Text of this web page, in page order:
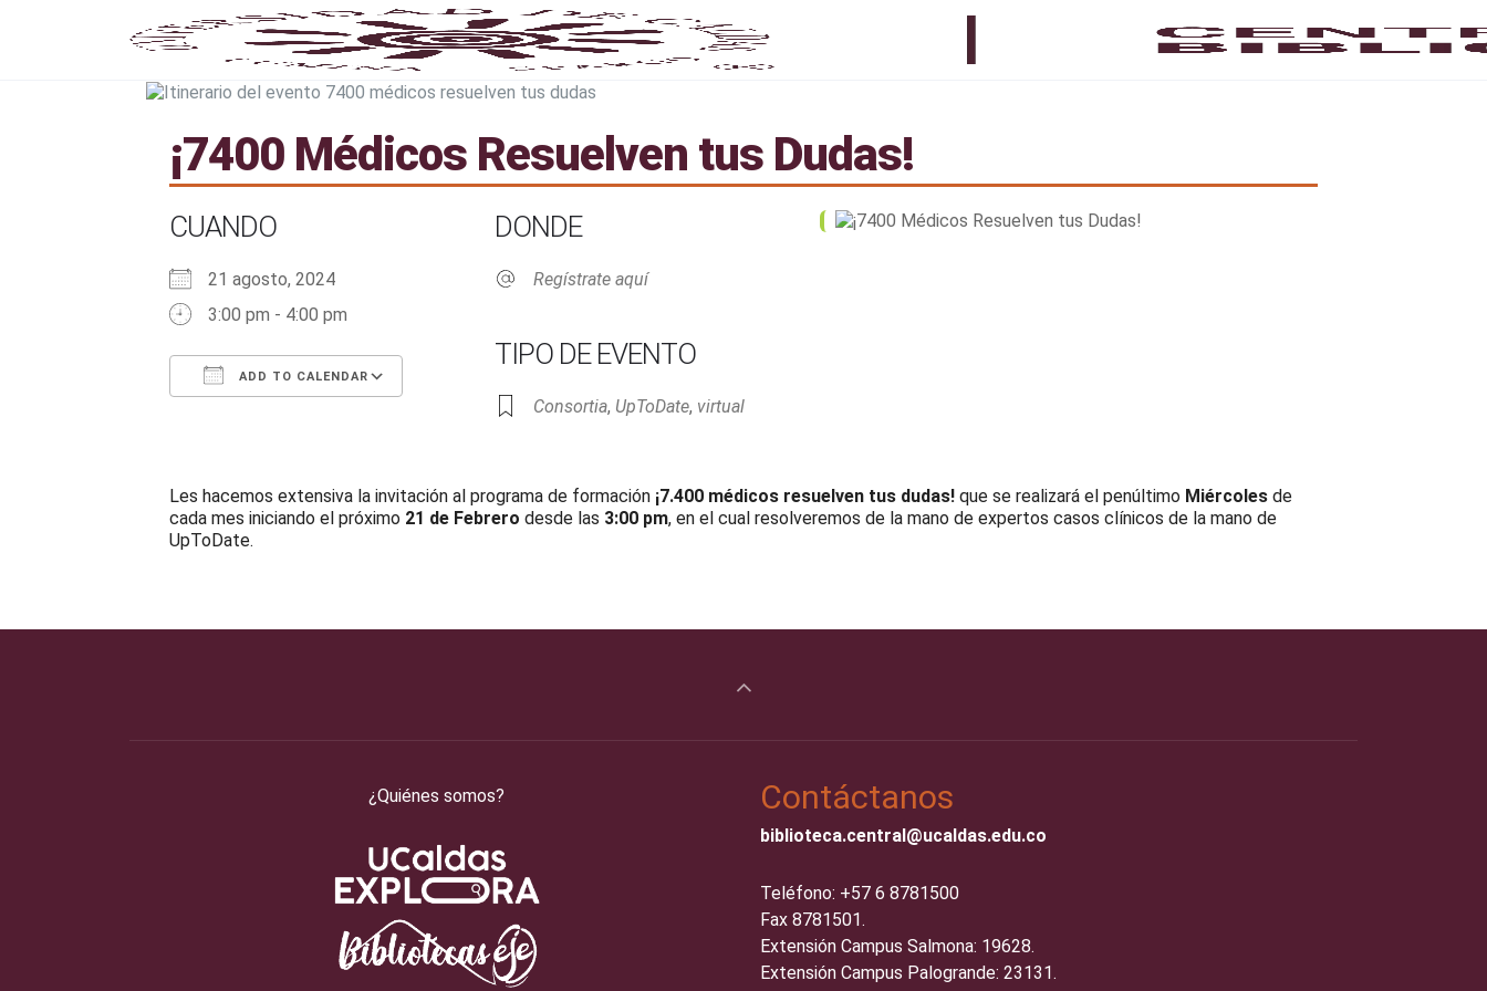
¡7400 Médicos Resuelven tus Dudas!
CUANDO
21 agosto, 2024
3:00 pm - 4:00 pm
ADD TO CALENDAR
Outlook Live
DONDE
Regístrate aquí
TIPO DE EVENTO
Consortia, UpToDate, virtual
Les hacemos extensiva la invitación al programa de formación ¡7.400 médicos resuelven tus dudas! que se realizará el penúltimo Miércoles de
cada mes iniciando el próximo 21 de Febrero desde las 3:00 pm, en el cual resolveremos de la mano de expertos casos clínicos de la mano de
UpToDate.
¿Quiénes somos? Contáctanos
biblioteca.central@ucaldas.edu.co
Teléfono: +57 6 8781500
Fax 8781501.
Extensión Campus Salmona: 19628.
Extensión Campus Palogrande: 23131.